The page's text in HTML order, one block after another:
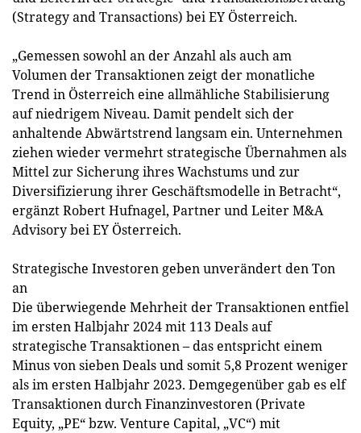
(Strategy and Transactions) bei EY Österreich.
„Gemessen sowohl an der Anzahl als auch am
Volumen der Transaktionen zeigt der monatliche
Trend in Österreich eine allmähliche Stabilisierung
auf niedrigem Niveau. Damit pendelt sich der
anhaltende Abwärtstrend langsam ein. Unternehmen
ziehen wieder vermehrt strategische Übernahmen als
Mittel zur Sicherung ihres Wachstums und zur
Diversifizierung ihrer Geschäftsmodelle in Betracht“,
ergänzt Robert Hufnagel, Partner und Leiter M&A
Advisory bei EY Österreich.
Strategische Investoren geben unverändert den Ton
an
Die überwiegende Mehrheit der Transaktionen entfiel
im ersten Halbjahr 2024 mit 113 Deals auf
strategische Transaktionen – das entspricht einem
Minus von sieben Deals und somit 5,8 Prozent weniger
als im ersten Halbjahr 2023. Demgegenüber gab es elf
Transaktionen durch Finanzinvestoren (Private
Equity, „PE“ bzw. Venture Capital, „VC“) mit